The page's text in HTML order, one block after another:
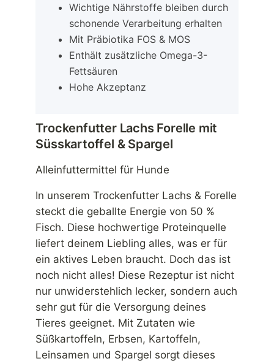
Wichtige Nährstoffe bleiben durch
schonende Verarbeitung erhalten
Mit Präbiotika FOS & MOS
Enthält zusätzliche Omega-3-
Fettsäuren
Hohe Akzeptanz
Trockenfutter Lachs Forelle mit
Süsskartoffel & Spargel
Alleinfuttermittel für Hunde
In unserem Trockenfutter Lachs & Forelle
steckt die geballte Energie von 50 %
Fisch. Diese hochwertige Proteinquelle
liefert deinem Liebling alles, was er für
ein aktives Leben braucht. Doch das ist
noch nicht alles! Diese Rezeptur ist nicht
nur unwiderstehlich lecker, sondern auch
sehr gut für die Versorgung deines
Tieres geeignet. Mit Zutaten wie
Süßkartoffeln, Erbsen, Kartoffeln,
Leinsamen und Spargel sorgt dieses